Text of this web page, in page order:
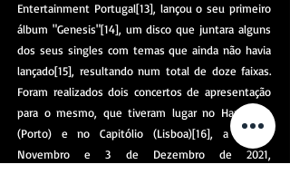
Entertainment Portugal[13], lançou o seu primeiro
álbum "Genesis"[14], um disco que juntara alguns
dos seus singles com temas que ainda não havia
lançado[15], resultando num total de doze faixas.
Foram realizados dois concertos de apresentação
para o mesmo, que tiveram lugar no Hard Club
(Porto) e no Capitólio (Lisboa)[16], a 27 de
Novembro e 3 de Dezembro de 2021,